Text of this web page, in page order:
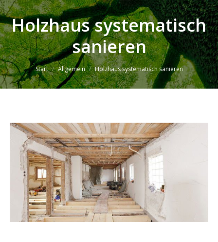
Holzhaus systematisch
sanieren
Sie befinden sich hier:
Start Allgemein Holzhaus systematisch sanieren